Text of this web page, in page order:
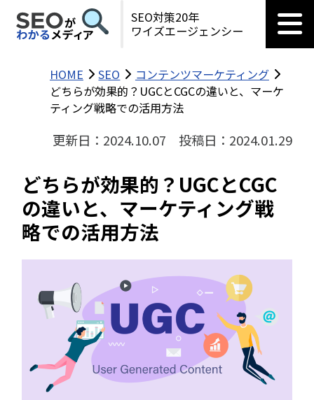
SEO対策20年
ワイズエージェンシー
HOME SEO
コンテンツマーケティング
どちらが効果的？UGCとCGCの違いと、マーケ
ティング戦略での活用方法
更新日：2024.10.07 投稿日：2024.01.29
どちらが効果的？UGCとCGC
の違いと、マーケティング戦
略での活用方法